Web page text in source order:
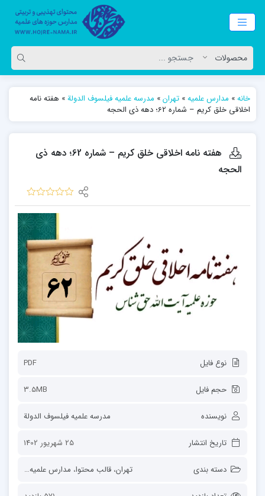
خانه» مدارس علمیه» تهران» مدرسه علمیه فیلسوف الدولة» هفته نامه
اخلاقی خلق کریم – شماره 62؛ دهه ذی الحجه
هفته نامه اخلاقی خلق کریم – شماره 62؛ دهه ذی
الحجه
نوع فایل PDF
حجم فایل 3.5MB
نویسنده مدرسه علمیه فیلسوف الدولة
تاریخ انتشار 25 شهریور 1402
دسته بندی تهران، قالب محتوا، مدارس علمیه،